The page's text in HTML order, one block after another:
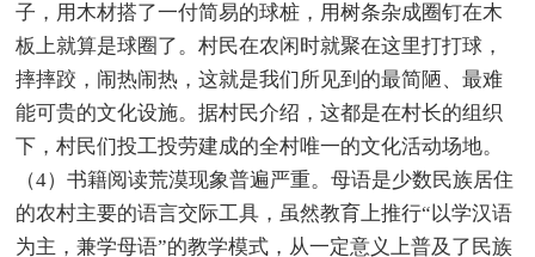
子，用木材搭了一付简易的球桩，用树条杂成圈钉在木
板上就算是球圈了。村民在农闲时就聚在这里打打球，
摔摔跤，闹热闹热，这就是我们所见到的最简陋、最难
能可贵的文化设施。据村民介绍，这都是在村长的组织
下，村民们投工投劳建成的全村唯一的文化活动场地。
（4）书籍阅读荒漠现象普遍严重。母语是少数民族居住
的农村主要的语言交际工具，虽然教育上推行“以学汉语
为主，兼学母语”的教学模式，从一定意义上普及了民族